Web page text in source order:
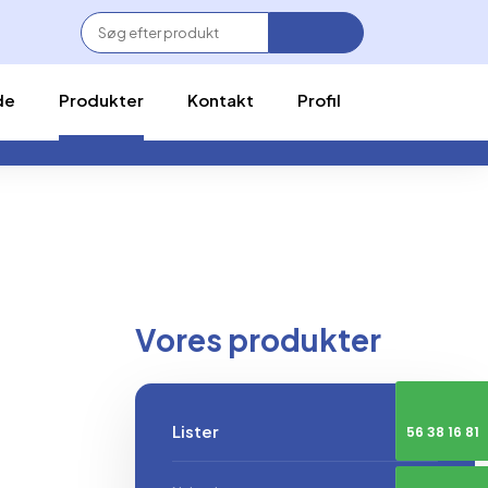
56 38 16 81
Produkter Kontakt Profil
Vores produkter​
Lister